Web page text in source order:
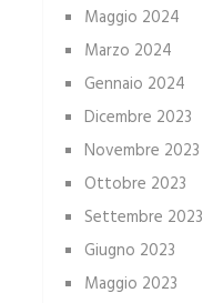
Maggio 2024
Marzo 2024
Gennaio 2024
Dicembre 2023
Novembre 2023
Ottobre 2023
Settembre 2023
Giugno 2023
Maggio 2023